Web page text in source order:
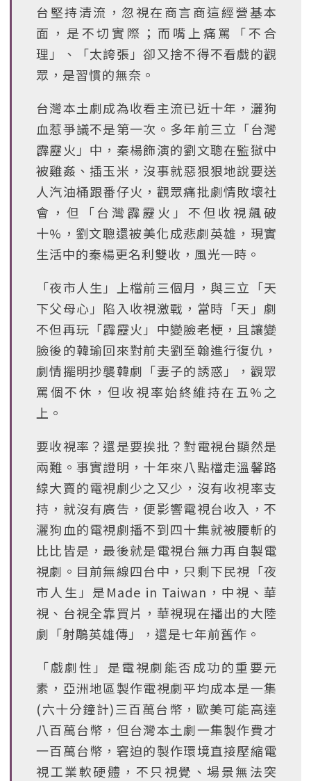
台堅持清流，忽視在商言商這經營基本
面，是不切實際；而嘴上痛罵「不合
理」、「太誇張」卻又捨不得不看戲的觀
眾，是習慣的無奈。
台灣本土劇成為收看主流已近十年，灑狗
血惹爭議不是第一次。多年前三立「台灣
霹靂火」中，秦楊飾演的劉文聰在監獄中
被雞姦、插玉米，沒事就惡狠狠地說要送
人汽油桶跟番仔火，觀眾痛批劇情敗壞社
會，但「台灣霹靂火」不但收視飆破
十%，劉文聰還被美化成悲劇英雄，現實
生活中的秦楊更名利雙收，風光一時。
「夜市人生」上檔前三個月，與三立「天
下父母心」陷入收視激戰，當時「天」劇
不但再玩「霹靂火」中變臉老梗，且讓變
臉後的韓瑜回來對前夫劉至翰進行復仇，
劇情擺明抄襲韓劇「妻子的誘惑」，觀眾
罵個不休，但收視率始終維持在五%之
上。
要收視率？還是要挨批？對電視台顯然是
兩難。事實證明，十年來八點檔走溫馨路
線大賣的電視劇少之又少，沒有收視率支
持，就沒有廣告，便影響電視台收入，不
灑狗血的電視劇播不到四十集就被腰斬的
比比皆是，最後就是電視台無力再自製電
視劇。目前無線四台中，只剩下民視「夜
市人生」是Made in Taiwan，中視、華
視、台視全靠買片，華視現在播出的大陸
劇「射鵰英雄傳」，還是七年前舊作。
「戲劇性」是電視劇能否成功的重要元
素，亞洲地區製作電視劇平均成本是一集
(六十分鐘計)三百萬台幣，歐美可能高達
八百萬台幣，但台灣本土劇一集製作費才
一百萬台幣，窘迫的製作環境直接壓縮電
視工業軟硬體，不只視覺、場景無法突